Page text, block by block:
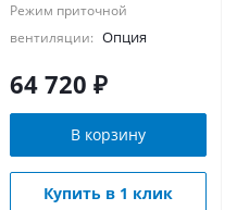
Режим приточной
вентиляции: Опция
64 720 ₽
В корзину
Купить в 1 клик